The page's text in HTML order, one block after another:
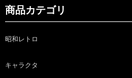
商品カテゴリ
昭和レトロ
キャラクタ